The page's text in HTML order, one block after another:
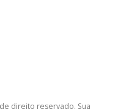
direito reservado. Sua